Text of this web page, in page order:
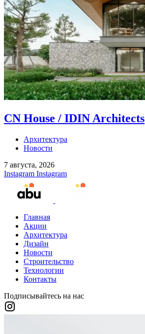
CN House / IDIN Architects
Архитектура
Новости
7 августа, 2026
Instagram Instagram
Главная
Акции
Архитектура
Дизайн
Новости
Строительство
Технологии
Контакты
Подписывайтесь на нас